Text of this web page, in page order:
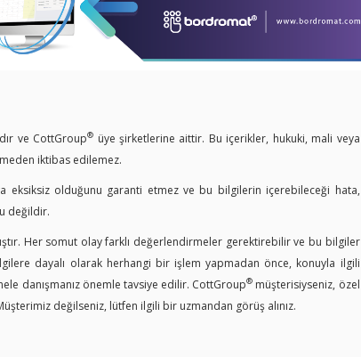
ve CottGroup® üye şirketlerine aittir. Bu içerikler, hukuki, mali veya
iktibas edilemez.
eksiksiz olduğunu garanti etmez ve bu bilgilerin içerebileceği hata,
değildir.
Her somut olay farklı değerlendirmeler gerektirebilir ve bu bilgiler
dayalı olarak herhangi bir işlem yapmadan önce, konuyla ilgili
danışmanız önemle tavsiye edilir. CottGroup® müşterisiyseniz, özel
değilseniz, lütfen ilgili bir uzmandan görüş alınız.